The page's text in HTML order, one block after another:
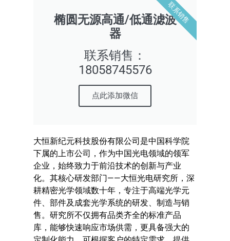
椭圆无源高通/低通滤波
器
联系销售：
18058745576
点此添加微信
联系销售
大恒新纪元科技股份有限公司是中国科学院
下属的上市公司，作为中国光电领域的领军
企业，始终致力于前沿技术的创新与产业
化。其核心研发部门——大恒光电研究所，深
耕精密光学领域数十年，专注于高端光学元
件、部件及成套光学系统的研发、制造与销
售。研究所不仅拥有品类齐全的标准产品
库，能够快速响应市场供需，更具备强大的